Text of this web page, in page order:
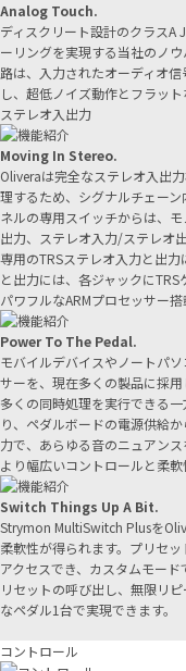
Analog Touch.
ディスクリート設計のクラスA
ーリングを実現する当社のノ
路は、入力されたオーディオ
し、超低ノイズ動作とフラット
ステレオ入出力
Moving In Stereo.
Oliveraは完全なステレオ入出
理するため、シグナルチェー
ネルの専用スイッチからは、
出力、ステレオ入力/ステレオ
専用のTRSステレオ入力と出
と出力には、各ジャックにTRS
パワフルなARMプロセッサー搭
Power To The Pedal.
モバイルデバイスやノートパ
サーを、現在多くの製品に採
多くの同時処理を実行できる
り、ペダルボードの電源供給
力で、あらゆる音のニュアン
より幅広いコントロールと柔軟
Switch Things Up A Bit.
Strymon MultiSwitch Plusを
柔軟性が得られます。プリセ
アクセスでき、カスタムモー
リセットの呼び出し、無限リ
なペダル1台で実現できます。
コントロール